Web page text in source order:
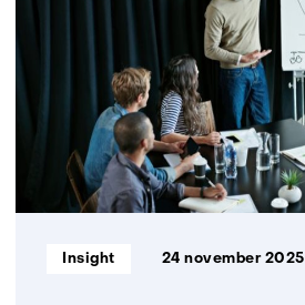
jouw
AI-
project
slaagt
óf
faalt
Informatietype:
Insight 24 november 2025